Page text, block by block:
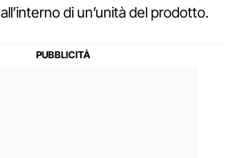
all’interno di un’unità del prodotto.